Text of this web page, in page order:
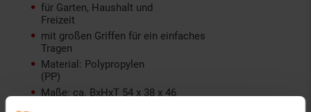
für Garten, Haushalt und
Freizeit
mit großen Griffen für ein einfaches
Tragen
Material: Polypropylen
(PP)
Maße: ca. BxHxT 54 x 38 x 46